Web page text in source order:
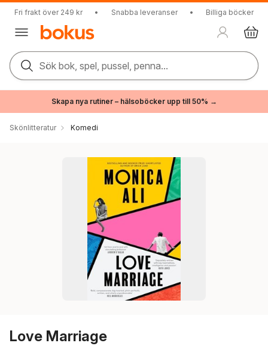
Fri frakt över 249 kr • Snabba leveranser • Billiga böcker
Sök bok, spel, pussel, penna...
Skapa nya rutiner – hälsoböcker upp till 50% →
Skönlitteratur Komedi
Love Marriage